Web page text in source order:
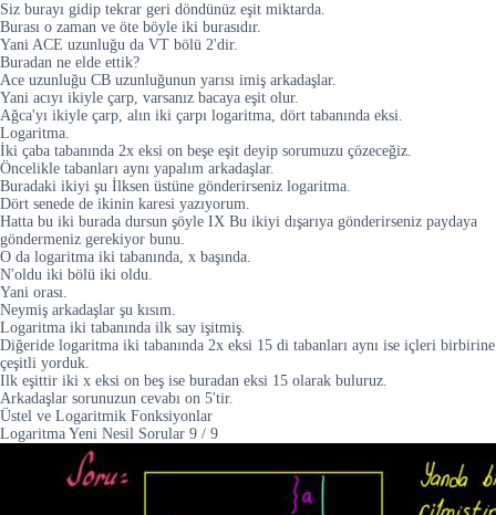
Siz burayı gidip tekrar geri döndünüz eşit miktarda.
Burası o zaman ve öte böyle iki burasıdır.
Yani ACE uzunluğu da VT bölü 2'dir.
Buradan ne elde ettik?
Ace uzunluğu CB uzunluğunun yarısı imiş arkadaşlar.
Yani acıyı ikiyle çarp, varsanız bacaya eşit olur.
Ağca'yı ikiyle çarp, alın iki çarpı logaritma, dört tabanında eksi.
Logaritma.
İki çaba tabanında 2x eksi on beşe eşit deyip sorumuzu çözeceğiz.
Öncelikle tabanları aynı yapalım arkadaşlar.
Buradaki ikiyi şu İlksen üstüne gönderirseniz logaritma.
Dört senede de ikinin karesi yazıyorum.
Hatta bu iki burada dursun şöyle IX Bu ikiyi dışarıya gönderirseniz paydaya
göndermeniz gerekiyor bunu.
O da logaritma iki tabanında, x başında.
N'oldu iki bölü iki oldu.
Yani orası.
Neymiş arkadaşlar şu kısım.
Logaritma iki tabanında ilk say işitmiş.
Diğeride logaritma iki tabanında 2x eksi 15 di tabanları aynı ise içleri birbirine
çeşitli yorduk.
Ilk eşittir iki x eksi on beş ise buradan eksi 15 olarak buluruz.
Arkadaşlar sorunuzun cevabı on 5'tir.
Üstel ve Logaritmik Fonksiyonlar
Logaritma Yeni Nesil Sorular 9 / 9